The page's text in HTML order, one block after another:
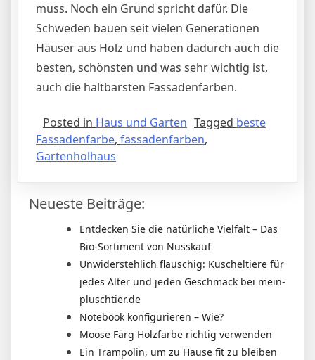
muss. Noch ein Grund spricht dafür. Die
Schweden bauen seit vielen Generationen
Häuser aus Holz und haben dadurch auch die
besten, schönsten und was sehr wichtig ist,
auch die haltbarsten Fassadenfarben.
Posted in Haus und Garten Tagged beste
Fassadenfarbe, fassadenfarben,
Gartenholhaus
Neueste Beiträge:
Entdecken Sie die natürliche Vielfalt – Das
Bio-Sortiment von Nusskauf
Unwiderstehlich flauschig: Kuscheltiere für
jedes Alter und jeden Geschmack bei mein-
pluschtier.de
Notebook konfigurieren – Wie?
Moose Färg Holzfarbe richtig verwenden
Ein Trampolin, um zu Hause fit zu bleiben